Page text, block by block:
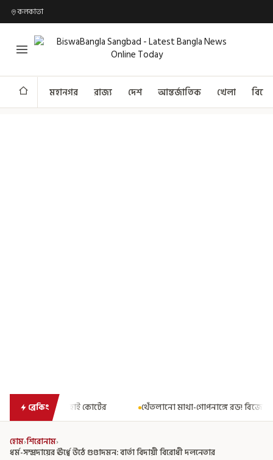
কলকাতা
মহানগর রাজ্য দেশ আন্তর্জাতিক খেলা
ব্রেকিংথেঁতলানো মাথা-গোপনাঙ্গে রড! বিজেপিশাসিত অসমে নাবালিকার
হোম›শিরোনাম›
ধর্ম-সম্প্রদায়ের ঊর্ধ্বে উঠে গুণ্ডাদমন: বার্তা বিদায়ী বিরোধী দলনেতার